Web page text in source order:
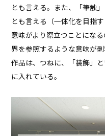
とも言える。また、「筆触
とも言える（一体化を目指
意味がより際立つことにな
界を参照するような意味が
作品は、つねに、「装飾」
に入れている。